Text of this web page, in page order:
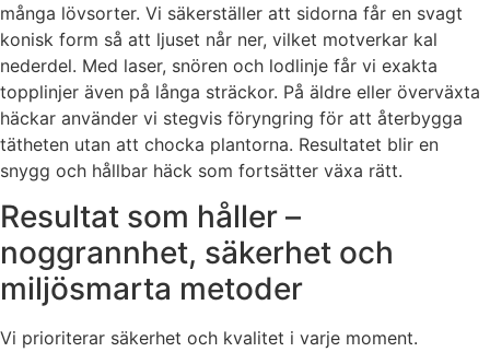
många lövsorter. Vi säkerställer att sidorna får en svagt
konisk form så att ljuset når ner, vilket motverkar kal
nederdel. Med laser, snören och lodlinje får vi exakta
topplinjer även på långa sträckor. På äldre eller överväxta
häckar använder vi stegvis föryngring för att återbygga
tätheten utan att chocka plantorna. Resultatet blir en
snygg och hållbar häck som fortsätter växa rätt.
Resultat som håller –
noggrannhet, säkerhet och
miljösmarta metoder
Vi prioriterar säkerhet och kvalitet i varje moment.